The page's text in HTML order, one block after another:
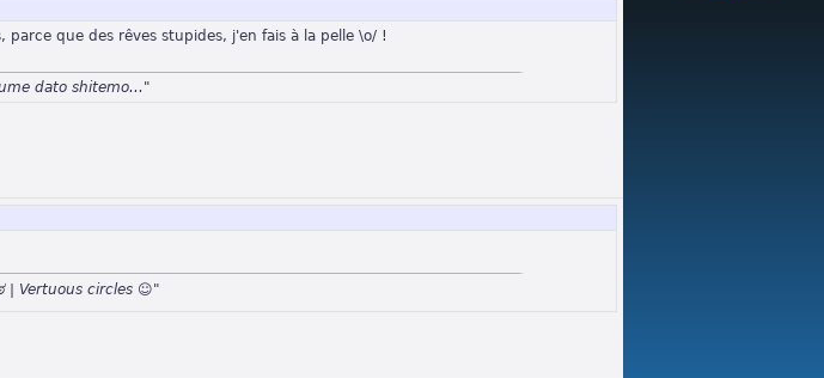
que des rêves stupides, j'en fais à la pelle \o/ !
dato shitemo..."
| Vertuous circles ☺"